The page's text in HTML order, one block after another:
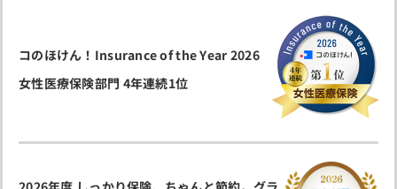
コのほけん！Insurance of the Year 2026
女性医療保険部門 4年連続1位